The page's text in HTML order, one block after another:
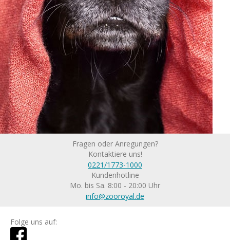
Fragen oder Anregungen?
Kontaktiere uns!
0221/1773-1000
Kundenhotline
Mo. bis Sa. 8:00 - 20:00 Uhr
info@zooroyal.de
Folge uns auf: